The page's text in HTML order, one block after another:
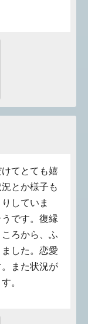
てとても嬉
とか様子も
していま
です。復縁
ろから、ふ
した。恋愛
また状況が
。